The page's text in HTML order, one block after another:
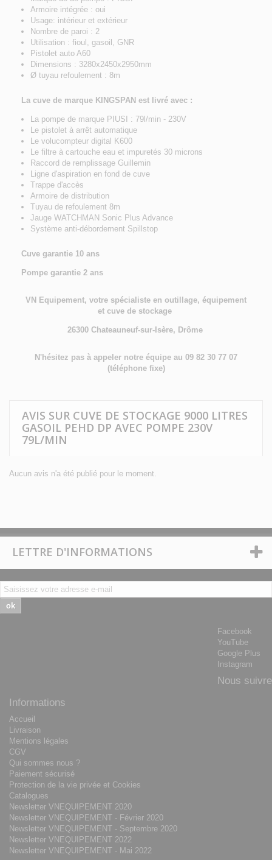
Armoire intégrée : oui
Usage: intérieur et extérieur
Nombre de paroi : 2
Utilisation : fioul, gasoil, GNR
Pistolet auto A60
Dimensions : 3280x2450x2950mm
Ø tuyau refoulement : 8m
La cuve de marque KINGSPAN est livré avec :
La pompe de marque PIUSI : 79l/min - 230V
Le pistolet à arrêt automatique
Le volucompteur digital K600
Le filtre à cartouche eau et impuretés 30 microns
Raccord de remplissage Guillemin
Ligne d'aspiration en fond de cuve
Trappe d'accès
Armoire de distribution
Tuyau de refoulement 8m
Jauge WATCHMAN Sonic Plus Advance
Système anti-débordement Spillstop
Cuve garantie 10 ans
Pompe garantie 2 ans
VN Equipement, votre spécialiste en outillage, équipement
et cuve de stockage
26300 Chateauneuf-sur-Isère, Drôme
N'hésitez pas à appeler notre équipe au 09 82 30 77 07
(téléphone fixe)
AVIS SUR CUVE DE STOCKAGE 9000 LITRES
GASOIL PEHD DP AVEC POMPE 230V
79L/MIN
Aucun avis n'a été publié pour le moment.
LETTRE D'INFORMATIONS
ok
Facebook
YouTube
Google Plus
Instagram
Nous suivre
Informations
Accueil
Livraison
Mentions légales
CGV
Qui sommes nous ?
Paiement sécurisé
Protection de la vie privée et Cookies
Catalogues
Newsletter VNEQUIPEMENT 2020
Newsletter VNEQUIPEMENT - Février 2020
Newsletter VNEQUIPEMENT - Septembre 2020
Newsletter VNEQUIPEMENT 2022
Newsletter VNEQUIPEMENT - Mai 2022